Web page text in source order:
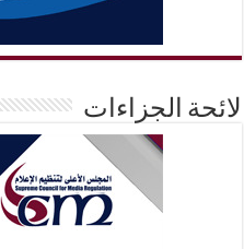
لائحة الجزاءات